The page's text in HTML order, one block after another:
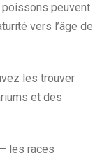
peuvent
vers l’âge de
les trouver
et des
les races